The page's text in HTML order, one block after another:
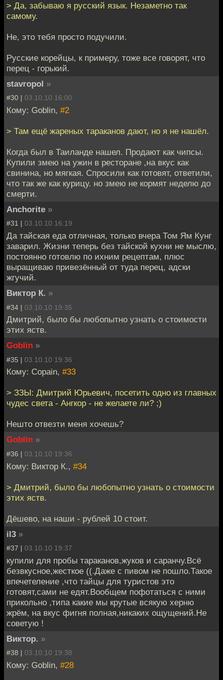
> Да, забываю я русский язык. Незаметно так
самому.
Не, это тебя просто подучили.
Русские корейцы, к примеру, тоже все говорят, что
перец - горький.
stavropol »
#30 | 03.10.10 16:00
Кому: Goblin, #2
> Там ещё жареных тараканов дают, но я не нашёл.
Когда был в Таиланде нашел. Продают как чипсы.
Купили змею на ужин в ресторане ,на вкус как
свинина, но мягкая. Спросили как готовят, ответили,
что так же как курицу. но змею не кормят неделю до
смерти.
Anchorite »
#31 | 03.10.10 16:19
Да тайская еда отличная, только вчера Том Ям Кунг
заварил. Жизни теперь без тайской кухни не мыслю,
постоянно готовлю по ихним рецептам, плюс
выращиваю привезённый от туда перец, адски
жгучий.
Виктор К. »
#34 | 03.10.10 19:35
Дмитрий, было бы любопытно узнать о стоимости
этих яств.
Goblin »
#35 | 03.10.10 19:36
Кому: Copain, #33
> ЗЗЫ: Дмитрий Юрьевич, посетить одно из главных
чудес света - Ангкор - не желаете ли? ;)
Нешто отвезти меня хочешь?
Goblin »
#36 | 03.10.10 19:36
Кому: Виктор К., #34
> Дмитрий, было бы любопытно узнать о стоимости
этих яств.
Дёшево, на наши - рублей 10 стоит.
il3 »
#37 | 03.10.10 19:37
купили для пробы тараканов,жуков и саранчу.Всё
безвкусное,жесткое ((.Даже с пивом не пошло.Такое
впечетеление ,что тайцы для туристов это
готовят,сами не едят.Вообщем пофотаться с ними
прикольно ,типа какие мы крутые всякую херню
жрём, на вкус фигня полная,никаких ощущений.Не
советую !
Виктор. »
#38 | 03.10.10 19:38
Кому: Goblin, #28